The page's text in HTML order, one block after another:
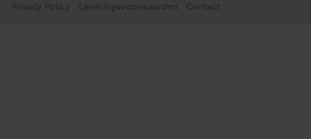
Privacy Policy Leveringsvoorwaarden Contact